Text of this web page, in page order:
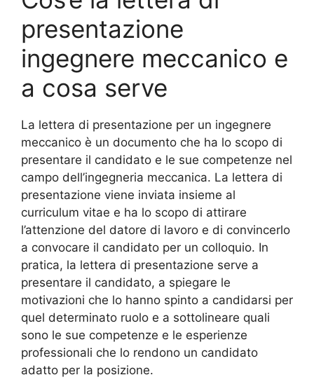
presentazione
ingegnere meccanico e
a cosa serve
La lettera di presentazione per un ingegnere
meccanico è un documento che ha lo scopo di
presentare il candidato e le sue competenze nel
campo dell’ingegneria meccanica. La lettera di
presentazione viene inviata insieme al
curriculum vitae e ha lo scopo di attirare
l’attenzione del datore di lavoro e di convincerlo
a convocare il candidato per un colloquio. In
pratica, la lettera di presentazione serve a
presentare il candidato, a spiegare le
motivazioni che lo hanno spinto a candidarsi per
quel determinato ruolo e a sottolineare quali
sono le sue competenze e le esperienze
professionali che lo rendono un candidato
adatto per la posizione.